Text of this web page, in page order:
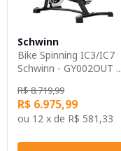
Schwinn
Bike Spinning IC3/IC7
Schwinn - GY002OUT ...
R$ 8.719,99
R$ 6.975,99
ou 12 x de R$ 581,33